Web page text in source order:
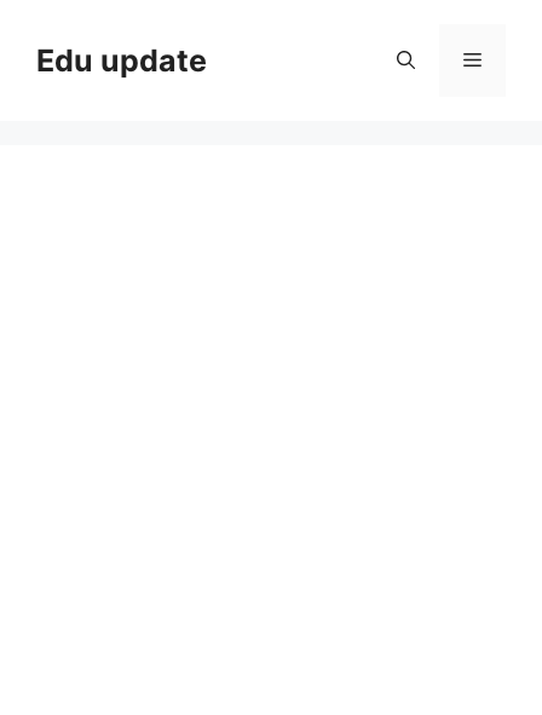
contentEdu update Menu